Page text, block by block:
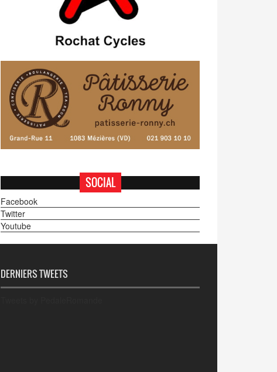
SOCIAL
Facebook
Twitter
Youtube
DERNIERS TWEETS